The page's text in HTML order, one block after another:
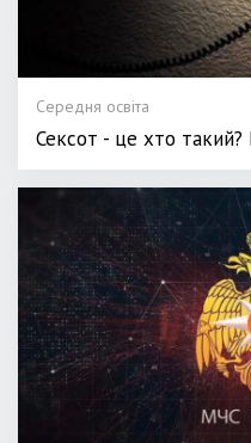
Середня освіта
Сексот - це хто такий?